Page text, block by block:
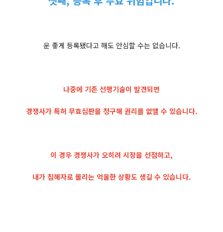
운 좋게 등록됐다고 해도 안심할 수는 없습니다.
나중에 기존 선행기술이 발견되면
경쟁사가 특허 무효심판을 청구해 권리를 없앨 수 있습니다.
이 경우 경쟁사가 오히려 시장을 선점하고,
내가 침해자로 몰리는 억울한 상황도 생길 수 있습니다.